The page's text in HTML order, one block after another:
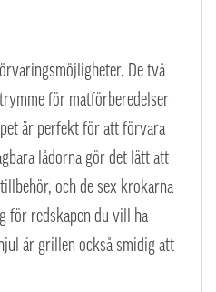
De två
för matförberedelser
är perfekt för att förvara
lådorna gör det lätt att
och de sex krokarna
för redskapen du vill ha
är grillen också smidig att